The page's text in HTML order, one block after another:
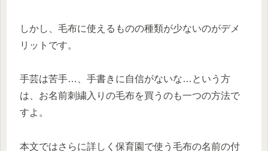
しかし、毛布に使えるものの種類が少ないのがデメ
リットです。
手芸は苦手…、手書きに自信がないな…という方
は、お名前刺繍入りの毛布を買うのも一つの方法で
すよ。
本文ではさらに詳しく保育園で使う毛布の名前の付